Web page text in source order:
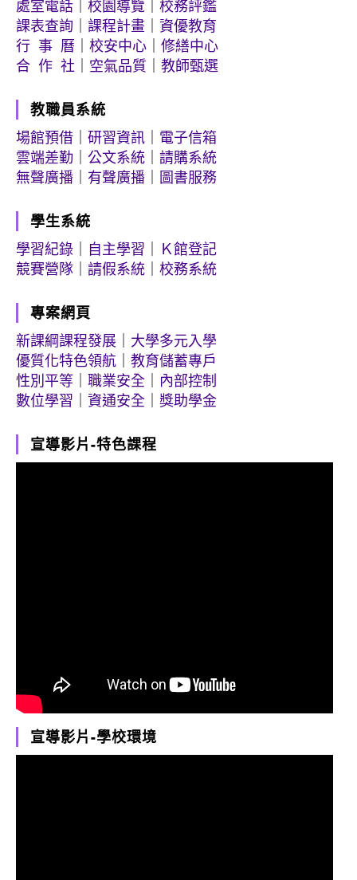
處室電話
校園導覽
校務評鑑
課表查詢
課程計畫
資優教育
行 事 曆
校安中心
修繕中心
合 作 社
空氣品質 教師甄選
教職員系統
場館預借
研習資訊
電子信箱
雲端差勤
公文系統
請購系統
無聲廣播
有聲廣播 圖書服務
學生系統
學習紀錄
自主學習
Ｋ館登記
競賽營隊
請假系統 校務系統
專案網頁
新課綱課程發展
大學多元入學
優質化特色領航
教育儲蓄專戶
性別平等
職業安全
內部控制
數位學習
資通安全 獎助學金
宣導影片-特色課程
宣導影片-學校環境